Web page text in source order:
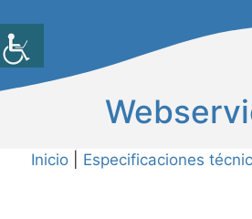
Inicio Especificaciones